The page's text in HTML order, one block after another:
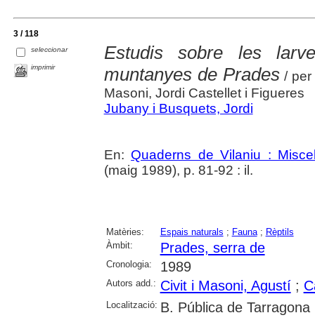
3 / 118
seleccionar
imprimir
Estudis sobre les
muntanyes de Prades/ per
Masoni, Jordi Castellet i Figueres
Jubany i Busquets, Jordi
En: Quaderns de Vilaniu :
(maig 1989), p. 81-92 : il.
Matèries: Espais naturals ; Fauna; Rèptils
Àmbit:
Prades, serra de
Cronologia: 1989
Autors add.: Civit i Masoni, Agustí;
Localització: B. Pública de Tarragona